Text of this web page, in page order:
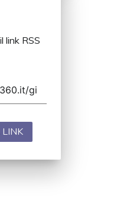
link RSS